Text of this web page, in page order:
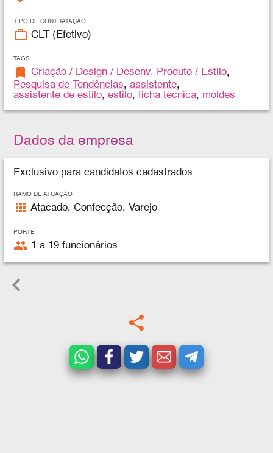
TIPO DE CONTRATAÇÃO
work_outline CLT (Efetivo)
TAGS
bookmark Criação / Design / Desenv. Produto / Estilo,
Pesquisa de Tendências,assistente,
assistente de estilo,estilo,ficha técnica, moldes
Dados da empresa
Exclusivo para candidatos cadastrados
RAMO DE ATUAÇÃO
apps Atacado, Confecção, Varejo
PORTE
people 1 a 19 funcionários
keyboard_arrow_left
share